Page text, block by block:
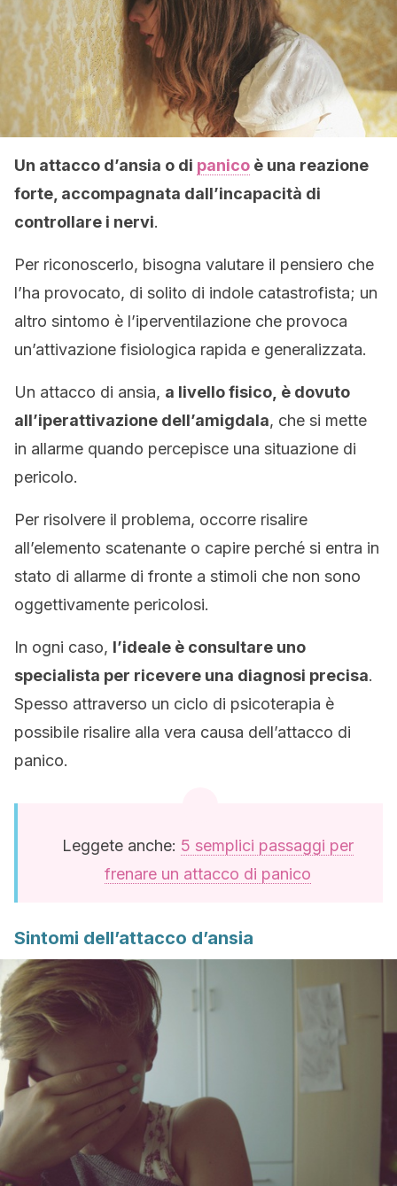
Un attacco d’ansia o di panico è una reazione
forte, accompagnata dall’incapacità di
controllare i nervi.
Per riconoscerlo, bisogna valutare il pensiero che
l’ha provocato, di solito di indole catastrofista; un
altro sintomo è l’iperventilazione che provoca
un’attivazione fisiologica rapida e generalizzata.
Un attacco di ansia, a livello fisico, è dovuto
all’iperattivazione dell’amigdala, che si mette
in allarme quando percepisce una situazione di
pericolo.
Per risolvere il problema, occorre risalire
all’elemento scatenante o capire perché si entra in
stato di allarme di fronte a stimoli che non sono
oggettivamente pericolosi.
In ogni caso, l’ideale è consultare uno
specialista per ricevere una diagnosi precisa.
Spesso attraverso un ciclo di psicoterapia è
possibile risalire alla vera causa dell’attacco di
panico.
Leggete anche: 5 semplici passaggi per
frenare un attacco di panico
Sintomi dell’attacco d’ansia